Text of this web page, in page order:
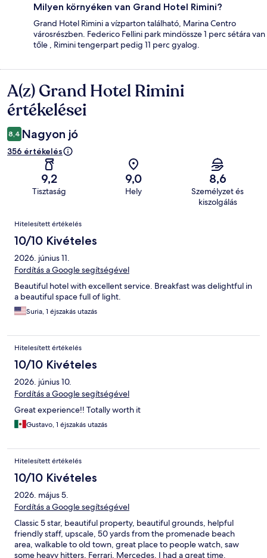
Milyen környéken van Grand Hotel Rimini?
Grand Hotel Rimini a vízparton található, Marina Centro
városrészben. Federico Fellini park mindössze 1 perc sétára van
tőle , Rimini tengerpart pedig 11 perc gyalog.
Értékelések
A(z) Grand Hotel Rimini
értékelései
8,4 Nagyon jó
356 értékelés
9,2
Tisztaság
9,0
Hely
8,6
Személyzet és
kiszolgálás
Értékelések
Hitelesített értékelés
10/10 Kivételes
2026. június 11.
Fordítás a Google segítségével
Beautiful hotel with excellent service. Breakfast was delightful in
a beautiful space full of light.
Suria, 1 éjszakás utazás
Hitelesített értékelés
10/10 Kivételes
2026. június 10.
Fordítás a Google segítségével
Great experience!! Totally worth it
Gustavo, 1 éjszakás utazás
Hitelesített értékelés
10/10 Kivételes
2026. május 5.
Fordítás a Google segítségével
Classic 5 star, beautiful property, beautiful grounds, helpful
friendly staff, upscale, 50 yards from the promenade beach
area, walkable to old town, great place to people watch, saw
some heavy hitters, Ferrari, Mercedes, I had a great time.